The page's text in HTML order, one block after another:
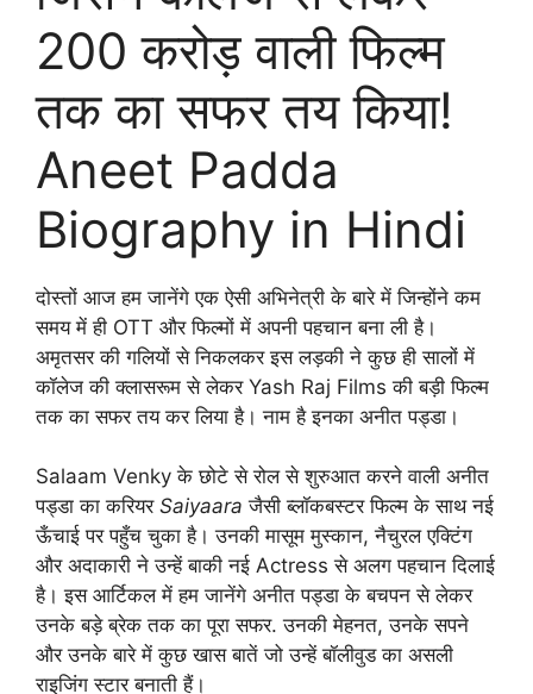
200 करोड़ वाली फिल्म
तक का सफर तय किया!
Aneet Padda
Biography in Hindi
दोस्तों आज हम जानेंगे एक ऐसी अभिनेत्री के बारे में जिन्होंने कम
समय में ही OTT और फिल्मों में अपनी पहचान बना ली है।
अमृतसर की गलियों से निकलकर इस लड़की ने कुछ ही सालों में
कॉलेज की क्लासरूम से लेकर Yash Raj Films की बड़ी फिल्म
तक का सफर तय कर लिया है। नाम है इनका अनीत पड्डा।
Salaam Venky के छोटे से रोल से शुरुआत करने वाली अनीत
पड्डा का करियर Saiyaara जैसी ब्लॉकबस्टर फिल्म के साथ नई
ऊँचाई पर पहुँच चुका है।उनकी मासूम मुस्कान, नैचुरल एक्टिंग
और अदाकारी ने उन्हें बाकी नई Actress से अलग पहचान दिलाई
है। इस आर्टिकल में हम जानेंगे अनीत पड्डा के बचपन से लेकर
उनके बड़े ब्रेक तक का पूरा सफर. उनकी मेहनत, उनके सपने
और उनके बारे में कुछ खास बातें जो उन्हें बॉलीवुड का असली
राइजिंग स्टार बनाती हैं।